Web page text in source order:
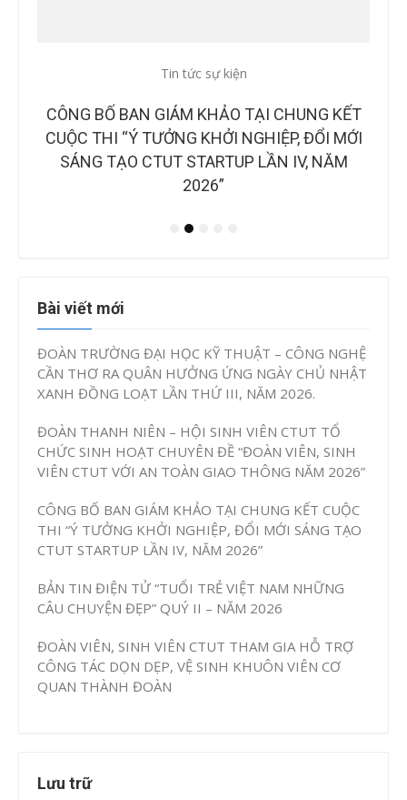
Tin tức sự kiện
CÔNG BỐ BAN GIÁM KHẢO TẠI CHUNG KẾT
CUỘC THI “Ý TƯỞNG KHỞI NGHIỆP, ĐỔI MỚI
SÁNG TẠO CTUT STARTUP LẦN IV, NĂM
2026”
Bài viết mới
ĐOÀN TRƯỜNG ĐẠI HỌC KỸ THUẬT – CÔNG NGHỆ
CẦN THƠ RA QUÂN HƯỞNG ỨNG NGÀY CHỦ NHẬT
XANH ĐỒNG LOẠT LẦN THỨ III, NĂM 2026.
ĐOÀN THANH NIÊN – HỘI SINH VIÊN CTUT TỔ
CHỨC SINH HOẠT CHUYÊN ĐỀ “ĐOÀN VIÊN, SINH
VIÊN CTUT VỚI AN TOÀN GIAO THÔNG NĂM 2026”
CÔNG BỐ BAN GIÁM KHẢO TẠI CHUNG KẾT CUỘC
THI “Ý TƯỞNG KHỞI NGHIỆP, ĐỔI MỚI SÁNG TẠO
CTUT STARTUP LẦN IV, NĂM 2026”
BẢN TIN ĐIỆN TỬ “TUỔI TRẺ VIỆT NAM NHỮNG
CÂU CHUYỆN ĐẸP” QUÝ II – NĂM 2026
ĐOÀN VIÊN, SINH VIÊN CTUT THAM GIA HỖ TRỢ
CÔNG TÁC DỌN DẸP, VỆ SINH KHUÔN VIÊN CƠ
QUAN THÀNH ĐOÀN
Lưu trữ